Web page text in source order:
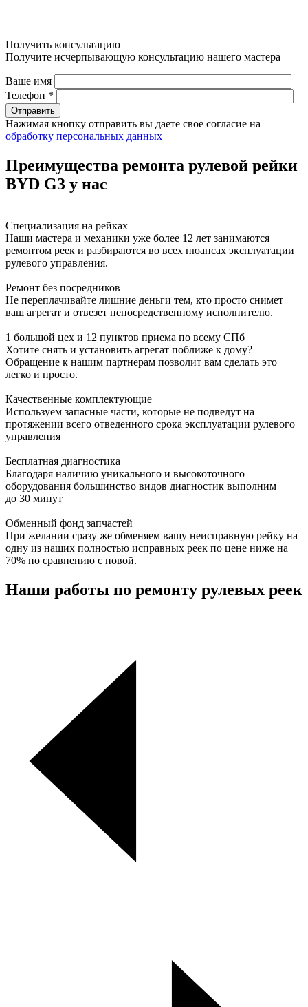
Получить консультацию
Получите исчерпывающую консультацию нашего мастера
Ваше имя
Телефон *
Нажимая кнопку отправить вы даете свое согласие на
обработку персональных данных
Преимущества ремонта рулевой рейки
BYD G3 у нас
Специализация на рейках
Наши мастера и механики уже более 12 лет занимаются
ремонтом реек и разбираются во всех нюансах эксплуатации
рулевого управления.
Ремонт без посредников
Не переплачивайте лишние деньги тем, кто просто снимет
ваш агрегат и отвезет непосредственному исполнителю.
1 большой цех и 12 пунктов приема по всему СПб
Хотите снять и установить агрегат поближе к дому?
Обращение к нашим партнерам позволит вам сделать это
легко и просто.
Качественные комплектующие
Используем запасные части, которые не подведут на
протяжении всего отведенного срока эксплуатации рулевого
управления
Бесплатная диагностика
Благодаря наличию уникального и высокоточного
оборудования большинство видов диагностик выполним
до 30 минут
Обменный фонд запчастей
При желании сразу же обменяем вашу неисправную рейку на
одну из наших полностью исправных реек по цене ниже на
70% по сравнению с новой.
Наши работы по ремонту рулевых реек